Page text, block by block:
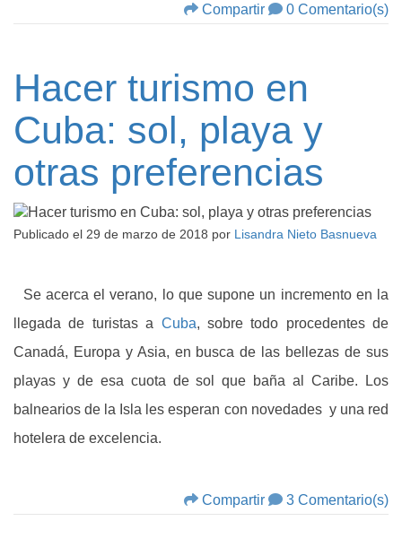
Compartir 0 Comentario(s)
Hacer turismo en
Cuba: sol, playa y
otras preferencias
Publicado el 29 de marzo de 2018 por Lisandra Nieto Basnueva
Se acerca el verano, lo que supone un incremento en la
llegada de turistas a Cuba, sobre todo procedentes de
Canadá, Europa y Asia, en busca de las bellezas de sus
playas y de esa cuota de sol que baña al Caribe. Los
balnearios de la Isla les esperan con novedades y una red
hotelera de excelencia.
Compartir 3 Comentario(s)